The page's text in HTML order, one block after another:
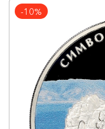
-10%